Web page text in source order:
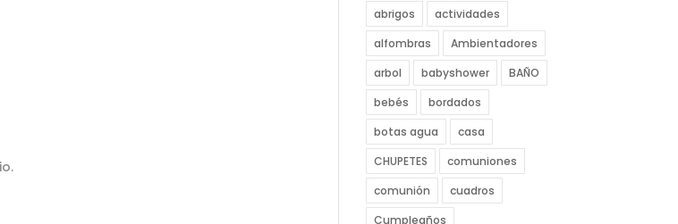
abrigos
actividades
alfombras
Ambientadores
arbol
babyshower
BAÑO
bebés
bordados
botas agua
casa
CHUPETES
comuniones
comunión
cuadros
Cumpleaños